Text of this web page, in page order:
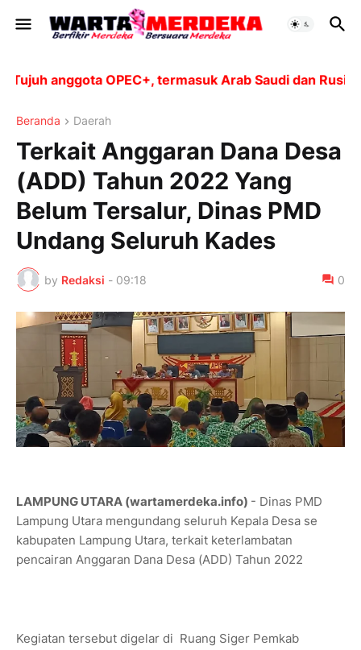
anggota OPEC+, termasuk Arab Saudi dan Rusia,
Beranda Daerah
Terkait Anggaran Dana Desa
(ADD) Tahun 2022 Yang
Belum Tersalur, Dinas PMD
Undang Seluruh Kades
by Redaksi - 09:18 0
LAMPUNG UTARA (wartamerdeka.info) - Dinas PMD
Lampung Utara mengundang seluruh Kepala Desa se
kabupaten Lampung Utara, terkait keterlambatan
pencairan Anggaran Dana Desa (ADD) Tahun 2022
Kegiatan tersebut digelar di Ruang Siger Pemkab